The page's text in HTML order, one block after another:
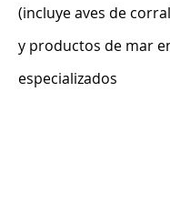
(incluye aves de
y productos de mar
especializados